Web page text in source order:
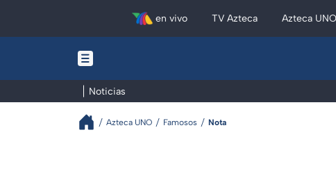
en vivo TV Azteca Azteca UNO
Noticias
Azteca UNO Famosos Nota